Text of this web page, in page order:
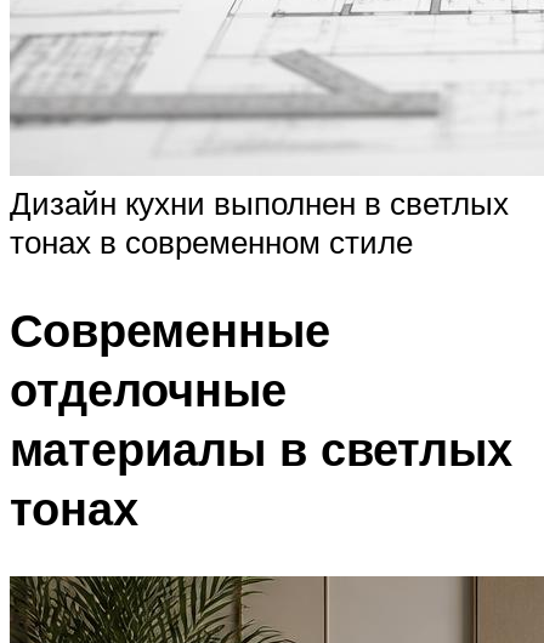
Дизайн кухни выполнен в светлых
тонах в современном стиле
Современные
отделочные
материалы в светлых
тонах